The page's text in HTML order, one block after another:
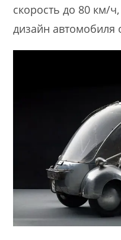
скорость до 80 км/
дизайн автомобиля